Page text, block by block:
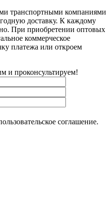
транспортными компаниями
доставку. К каждому
При приобретении оптовых
коммерческое
платежа или откроем
и проконсультируем!
соглашение.